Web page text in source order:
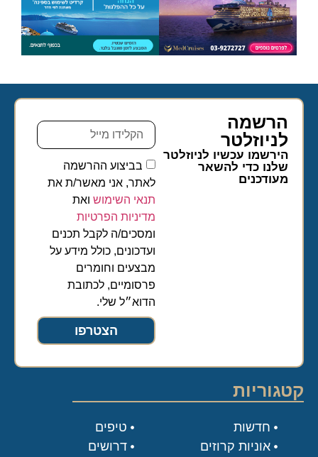
הרשמה
לניוזלטר​
הירשמו עכשיו לניוזלטר
שלנו כדי להשאר
מעודכנים
בביצוע ההרשמה
לאתר, אני מאשר/ת את
תנאי השימושואת
מדיניות הפרטיות
ומסכים/ה לקבל תכנים
ועדכונים, כולל מידע על
מבצעים וחומרים
פרסומיים, לכתובת
הדוא״ל שלי.
הצטרפו
קטגוריות
טיפים
דרושים
חדשות
אוניות קרוזים